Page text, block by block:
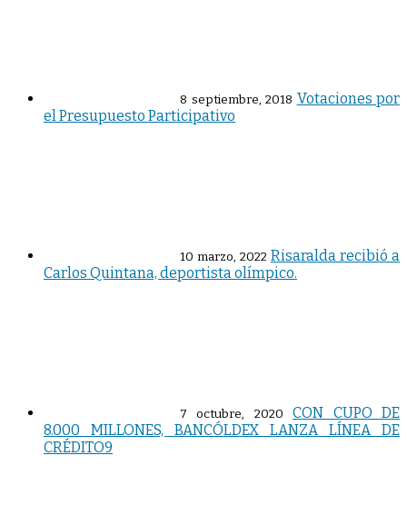
8 septiembre, 2018 Votaciones por
el Presupuesto Participativo
10 marzo, 2022 Risaralda recibió a
Carlos Quintana, deportista olímpico.
7 octubre, 2020
CON CUPO DE
8.000 MILLONES, BANCÓLDEX LANZA LÍNEA DE
CRÉDITO9